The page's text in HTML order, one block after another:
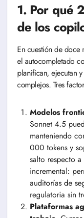
1. Por qué
de los
En cuestión de doce
el autocompletado
planifican, ejecutan
complejos. Tres
Modelos
Sonnet 4.5
manteniendo
000 tokens y
salto respecto
incremental:
auditorías de
regulatoria sin
Plataformas